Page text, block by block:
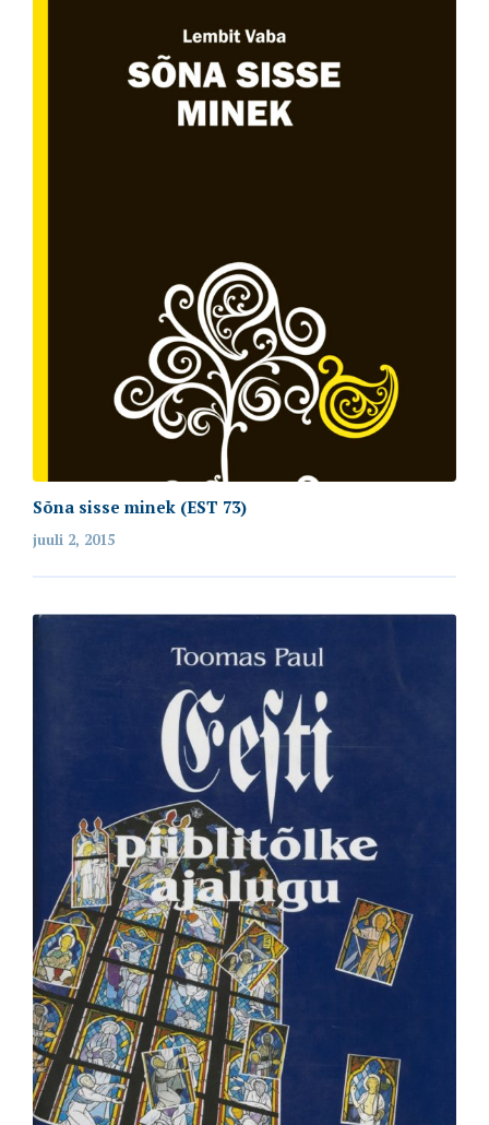
Sõna sisse minek (EST 73)
juuli 2, 2015